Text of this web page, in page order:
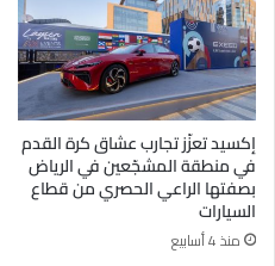
إكسيد تعزّز تجارب عشاق كرة القدم
في منطقة المشجّعين في الرياض
بصفتها الراعي الحصري من قطاع
السيارات
منذ 4 أسابيع